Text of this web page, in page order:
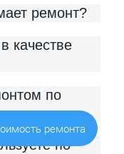
ремонт?
качестве
по
по
ремонта